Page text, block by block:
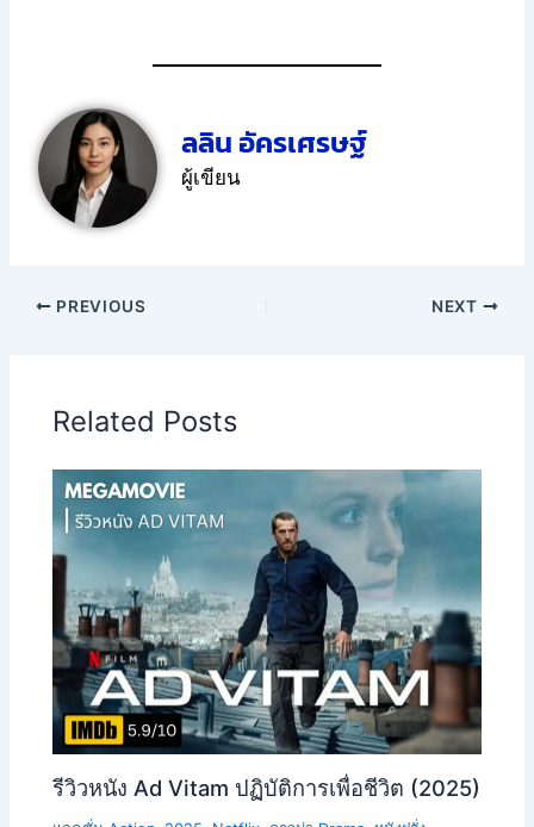
ลลิน อัครเศรษฐ์
ผู้เขียน
PREVIOUS NEXT
Related Posts
รีวิวหนัง Ad Vitam ปฏิบัติการเพื่อชีวิต (2025)